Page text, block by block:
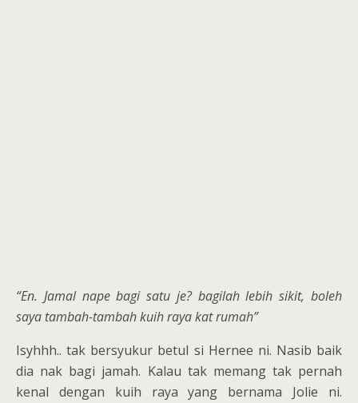
“En. Jamal nape bagi satu je? bagilah lebih sikit, boleh
saya tambah-tambah kuih raya kat rumah”
Isyhhh.. tak bersyukur betul si Hernee ni. Nasib baik
dia nak bagi jamah. Kalau tak memang tak pernah
kenal dengan kuih raya yang bernama Jolie ni.